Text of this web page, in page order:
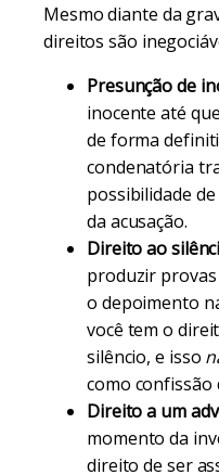
Mesmo diante da
direitos são
Presunção de
inocente até
de forma
condenatória
possibilidade
da acusação.
Direito ao
produzir
o depoimento
você tem o
silêncio, e isso
como confissão
Direito a um
momento da
direito de ser